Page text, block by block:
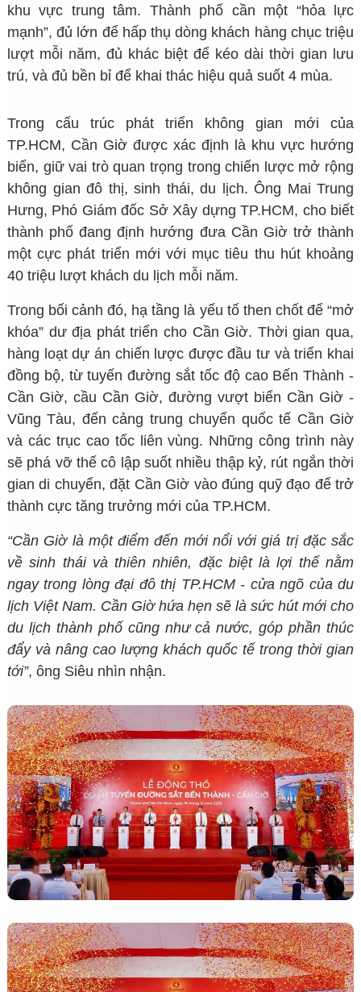
khu vực trung tâm. Thành phố cần một “hỏa lực
mạnh”, đủ lớn để hấp thụ dòng khách hàng chục triệu
lượt mỗi năm, đủ khác biệt để kéo dài thời gian lưu
trú, và đủ bền bỉ để khai thác hiệu quả suốt 4 mùa.
Trong cấu trúc phát triển không gian mới của
TP.HCM, Cần Giờ được xác định là khu vực hướng
biển, giữ vai trò quan trọng trong chiến lược mở rộng
không gian đô thị, sinh thái, du lịch. Ông Mai Trung
Hưng, Phó Giám đốc Sở Xây dựng TP.HCM, cho biết
thành phố đang định hướng đưa Cần Giờ trở thành
một cực phát triển mới với mục tiêu thu hút khoảng
40 triệu lượt khách du lịch mỗi năm.
Trong bối cảnh đó, hạ tầng là yếu tố then chốt để “mở
khóa” dư địa phát triển cho Cần Giờ. Thời gian qua,
hàng loạt dự án chiến lược được đầu tư và triển khai
đồng bộ, từ tuyến đường sắt tốc độ cao Bến Thành -
Cần Giờ, cầu Cần Giờ, đường vượt biển Cần Giờ -
Vũng Tàu, đến cảng trung chuyển quốc tế Cần Giờ
và các trục cao tốc liên vùng. Những công trình này
sẽ phá vỡ thế cô lập suốt nhiều thập kỷ, rút ngắn thời
gian di chuyển, đặt Cần Giờ vào đúng quỹ đạo để trở
thành cực tăng trưởng mới của TP.HCM.
“Cần Giờ là một điểm đến mới nổi với giá trị đặc sắc
về sinh thái và thiên nhiên, đặc biệt là lợi thế nằm
ngay trong lòng đại đô thị TP.HCM - cửa ngõ của du
lịch Việt Nam. Cần Giờ hứa hẹn sẽ là sức hút mới cho
du lịch thành phố cũng như cả nước, góp phần thúc
đẩy và nâng cao lượng khách quốc tế trong thời gian
tới”, ông Siêu nhìn nhận.
iHoldings
Xin chào, User!